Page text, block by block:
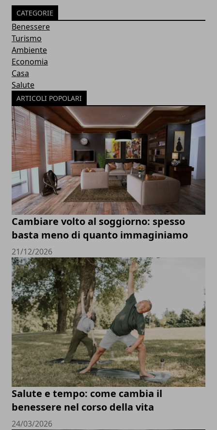
CATEGORIE
Benessere
Turismo
Ambiente
Economia
Casa
Salute
ARTICOLI POPOLARI
Cambiare volto al soggiorno: spesso
basta meno di quanto immaginiamo
21/12/2026
Salute e tempo: come cambia il
benessere nel corso della vita
24/03/2026